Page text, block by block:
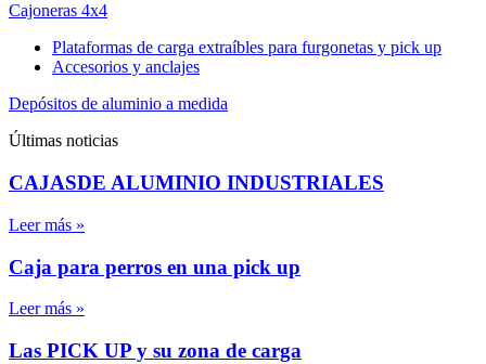
Cajoneras 4x4
Plataformas de carga extraíbles para furgonetas y pick up
Accesorios y anclajes
Depósitos de aluminio a medida
Últimas noticias
CAJASDE ALUMINIO INDUSTRIALES
Leer más »
Caja para perros en una pick up
Leer más »
Las PICK UP y su zona de carga